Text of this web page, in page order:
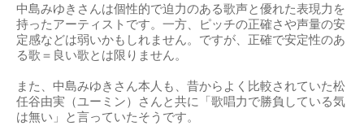
中島みゆきさんは個性的で迫力のある歌声と優れた表現力を
持ったアーティストです。一方、ピッチの正確さや声量の安
定感などは弱いかもしれません。ですが、正確で安定性のあ
る歌＝良い歌とは限りません。
また、中島みゆきさん本人も、昔からよく比較されていた松
任谷由実（ユーミン）さんと共に「歌唱力で勝負している気
は無い」と言っていたそうです。